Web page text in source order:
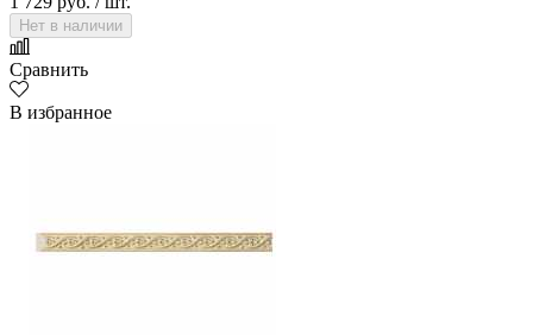
Нет в наличии
Сравнить
В избранное